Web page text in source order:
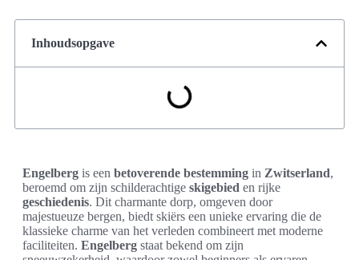
Inhoudsopgave
Engelberg is een betoverende bestemming in Zwitserland,
beroemd om zijn schilderachtige skigebied en rijke
geschiedenis. Dit charmante dorp, omgeven door
majestueuze bergen, biedt skiërs een unieke ervaring die de
klassieke charme van het verleden combineert met moderne
faciliteiten. Engelberg staat bekend om zijn